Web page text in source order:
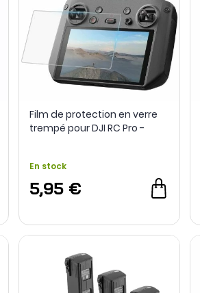
Film de protection en verre
trempé pour DJI RC Pro -
En stock
5,95 €